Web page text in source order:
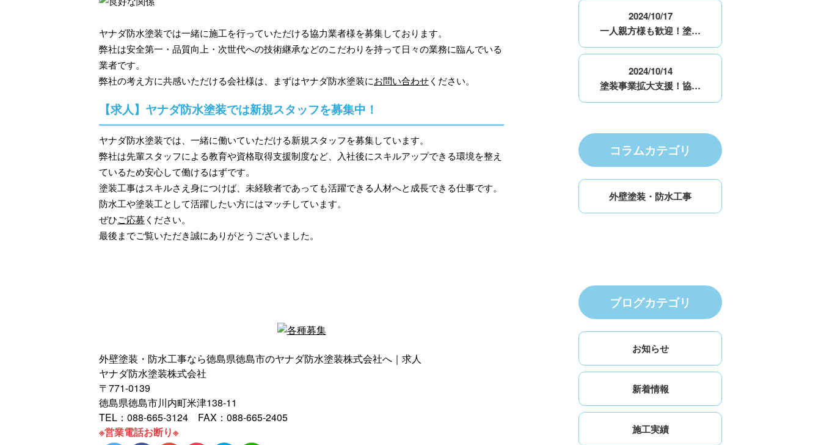
ヤナダ防水塗装では一緒に施工を行っていただける協力業者様を募集しております。
弊社は安全第一・品質向上・次世代への技術継承などのこだわりを持って日々の業務に臨んでいる
業者です。
弊社の考え方に共感いただける会社様は、まずはヤナダ防水塗装にお問い合わせください。
【求人】ヤナダ防水塗装では新規スタッフを募集中！
ヤナダ防水塗装では、一緒に働いていただける新規スタッフを募集しています。
弊社は先輩スタッフによる教育や資格取得支援制度など、入社後にスキルアップできる環境を整え
ているため安心して働けるはずです。
塗装工事はスキルさえ身につけば、未経験者であっても活躍できる人材へと成長できる仕事です。
防水工や塗装工として活躍したい方にはマッチしています。
ぜひご応募 ください。
最後までご覧いただき誠にありがとうございました。
外壁塗装・防水工事なら徳島県徳島市のヤナダ防水塗装株式会社へ｜求人
ヤナダ防水塗装株式会社
〒771-0139
徳島県徳島市川内町米津138-11
TEL：088-665-3124 FAX：088-665-2405
※営業電話お断り※
2024/10/17
一人親方様も歓迎！塗…
2024/10/14
塗装事業拡大支援！協…
コラムカテゴリ
外壁塗装・防水工事
ブログカテゴリ
お知らせ
新着情報
施工実績